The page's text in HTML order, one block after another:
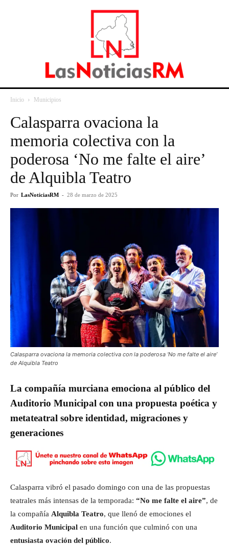
Inicio Municipios
Calasparra ovaciona la
memoria colectiva con la
poderosa ‘No me falte el aire’
de Alquibla Teatro
Por LasNoticiasRM - 28 de marzo de 2025
Calasparra ovaciona la memoria colectiva con la poderosa ‘No me falte el aire’
de Alquibla Teatro
La compañía murciana emociona al público del
Auditorio Municipal con una propuesta poética y
metateatral sobre identidad, migraciones y
generaciones
Calasparra vibró el pasado domingo con una de las propuestas
teatrales más intensas de la temporada: “No me falte el aire”, de
la compañía Alquibla Teatro, que llenó de emociones el
Auditorio Municipal en una función que culminó con una
entusiasta ovación del público.